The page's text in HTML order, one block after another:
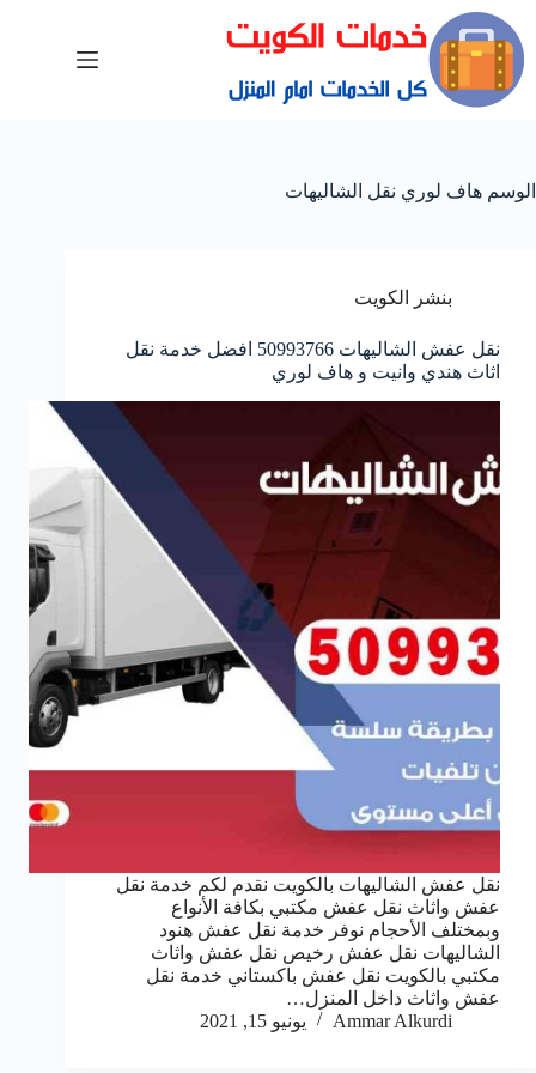
الوسم هاف لوري نقل الشاليهات
بنشر الكويت
نقل عفش الشاليهات 50993766 افضل خدمة نقل
اثاث هندي وانيت و هاف لوري
نقل عفش الشاليهات بالكويت نقدم لكم خدمة نقل
عفش واثاث نقل عفش مكتبي بكافة الأنواع
وبمختلف الأحجام نوفر خدمة نقل عفش هنود
الشاليهات نقل عفش رخيص نقل عفش واثاث
مكتبي بالكويت نقل عفش باكستاني خدمة نقل
عفش واثاث داخل المنزل…
Ammar Alkurdi
يونيو 15, 2021